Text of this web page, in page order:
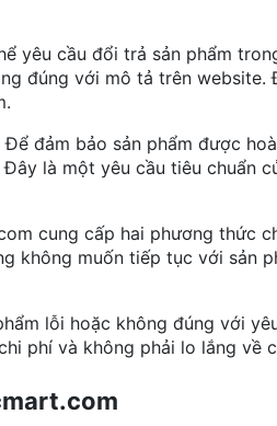
yêu cầu đổi trả sản phẩm
đúng với mô tả trên
Để đảm bảo sản phẩm được
là một yêu cầu tiêu chuẩn
cung cấp hai phương thức
không muốn tiếp tục với sản
lỗi hoặc không đúng với
phí và không phải lo lắng về